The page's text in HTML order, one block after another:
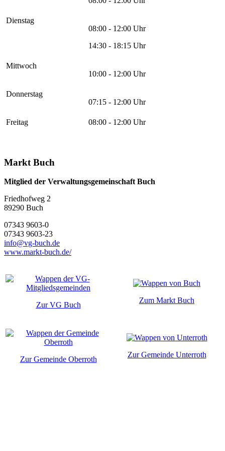
Dienstag
08:00 - 12:00 Uhr
14:30 - 18:15 Uhr
Mittwoch
10:00 - 12:00 Uhr
Donnerstag
07:15 - 12:00 Uhr
Freitag 08:00 - 12:00 Uhr
Markt Buch
Mitglied der Verwaltungsgemeinschaft Buch
Friedhofweg 2
89290 Buch
07343 9603-0
07343 9603-23
info@vg-buch.de
www.markt-buch.de/
Zur VG Buch
Zum Markt Buch
Zur Gemeinde Oberroth
Zur Gemeinde Unterroth